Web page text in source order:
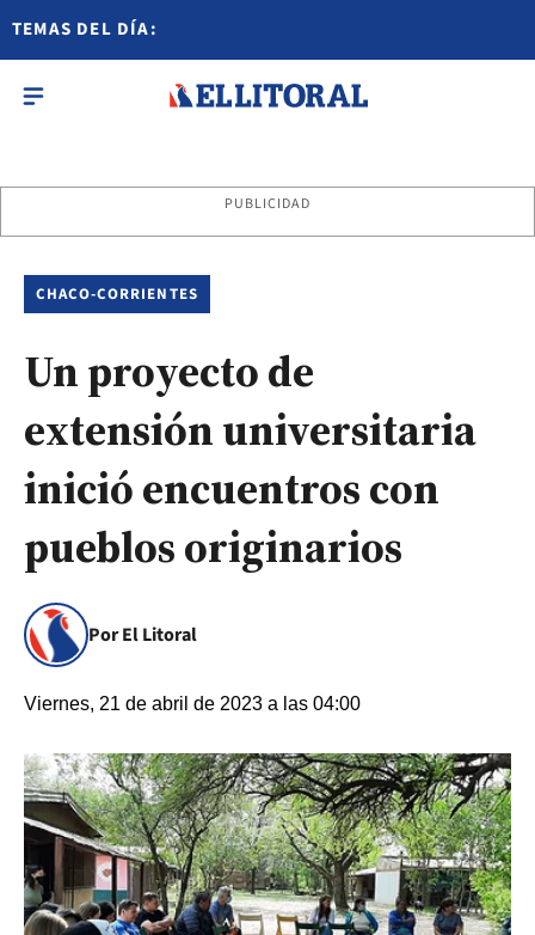
TEMAS DEL DÍA:
PUBLICIDAD
CHACO-CORRIENTES
Un proyecto de
extensión universitaria
inició encuentros con
pueblos originarios
Por El Litoral
Viernes, 21 de abril de 2023 a las 04:00